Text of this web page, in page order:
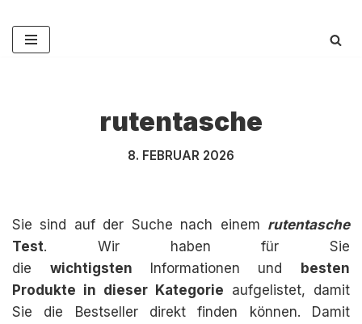
Zum
rutentasche
8. FEBRUAR 2026
Sie sind auf der Suche nach einem rutentasche
Test. Wir haben für Sie
die wichtigsten Informationen und
besten
Produkte in dieser Kategorie aufgelistet, damit
Sie die Bestseller direkt finden können. Damit